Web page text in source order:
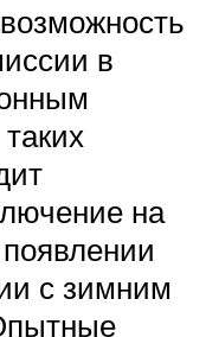
в
на
с зимним